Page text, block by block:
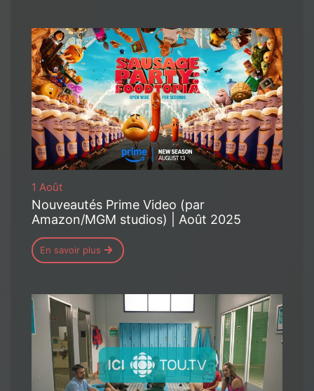
1 Août
Nouveautés Prime Video (par
Amazon/MGM studios) | Août 2025
En savoir plus